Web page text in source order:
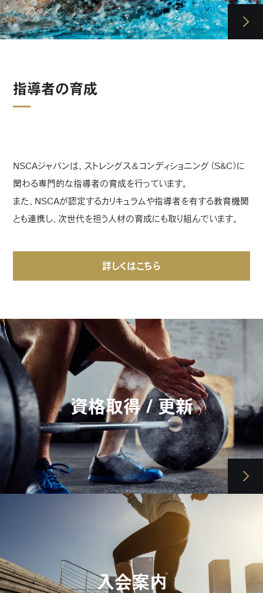
指導者の育成
NSCAジャパンは、ストレングス＆コンディショニング（S&C）に
関わる専門的な指導者の育成を行っています。
また、NSCAが認定するカリキュラムや指導者を有する教育機関
とも連携し、次世代を担う人材の育成にも取り組んでいます。
詳しくはこちら
資格取得 / 更新
入会案内